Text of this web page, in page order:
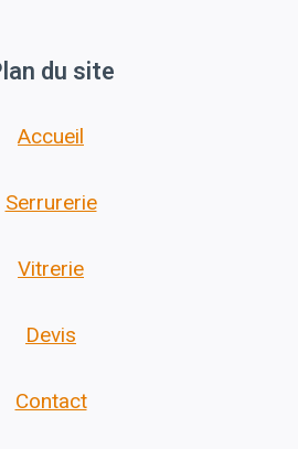
du site
Accueil
Serrurerie
Vitrerie
Devis
Contact